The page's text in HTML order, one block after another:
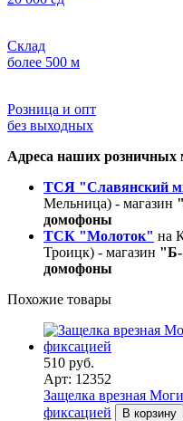
Склад
более 500 м
Розница и опт
без выходных
Адреса наших розничных
ТСЯ "Славянский
Мельница) - магазин
домофоны
ТСК "Молоток" на
Троицк) - магазин "Б-
домофоны
Похожие товары
510 руб.
Арт: 12352
Защелка врезная
фиксацией
В корзину